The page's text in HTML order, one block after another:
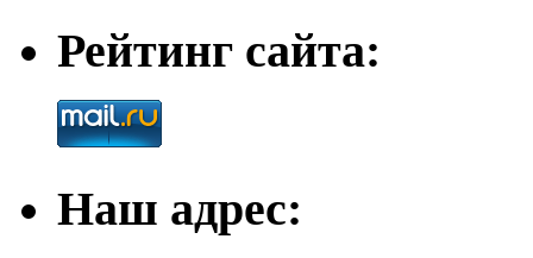
Рейтинг сайта:
Наш адрес: